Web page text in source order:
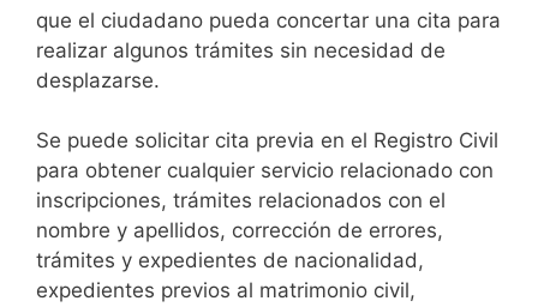
que el ciudadano pueda concertar una cita para
realizar algunos trámites sin necesidad de
desplazarse.​
Se puede solicitar cita previa en el Registro Civil
para obtener cualquier servicio relacionado con
inscripciones, trámites relacionados con el
nombre y apellidos, corrección de errores,
trámites y expedientes de nacionalidad,
expedientes previos al matrimonio civil,